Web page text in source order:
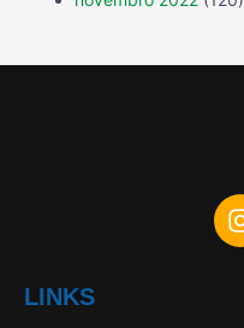
LINKS